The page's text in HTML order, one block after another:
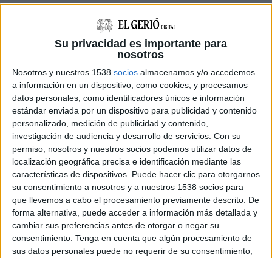
Su privacidad es importante para
nosotros
Nosotros y nuestros 1538 socios almacenamos y/o accedemos
a información en un dispositivo, como cookies, y procesamos
datos personales, como identificadores únicos e información
estándar enviada por un dispositivo para publicidad y contenido
personalizado, medición de publicidad y contenido,
investigación de audiencia y desarrollo de servicios. Con su
permiso, nosotros y nuestros socios podemos utilizar datos de
localización geográfica precisa e identificación mediante las
características de dispositivos. Puede hacer clic para otorgarnos
su consentimiento a nosotros y a nuestros 1538 socios para
que llevemos a cabo el procesamiento previamente descrito. De
forma alternativa, puede acceder a información más detallada y
cambiar sus preferencias antes de otorgar o negar su
consentimiento. Tenga en cuenta que algún procesamiento de
sus datos personales puede no requerir de su consentimiento,
màxim de 800 persones. Tot i així, el director
dels parcs ha avançat que la intenció és esperar
a finals de juny perquè és quan hi haurà més
públic. De fet, López-Arenas ha detallat que la
"manca d'ocupació turística" faria difícil obrir
abans, ja que es nodrien de "públic estranger".
"No tindria cap sentit obrir abans de Sant
Joan", ha conclòs el director.